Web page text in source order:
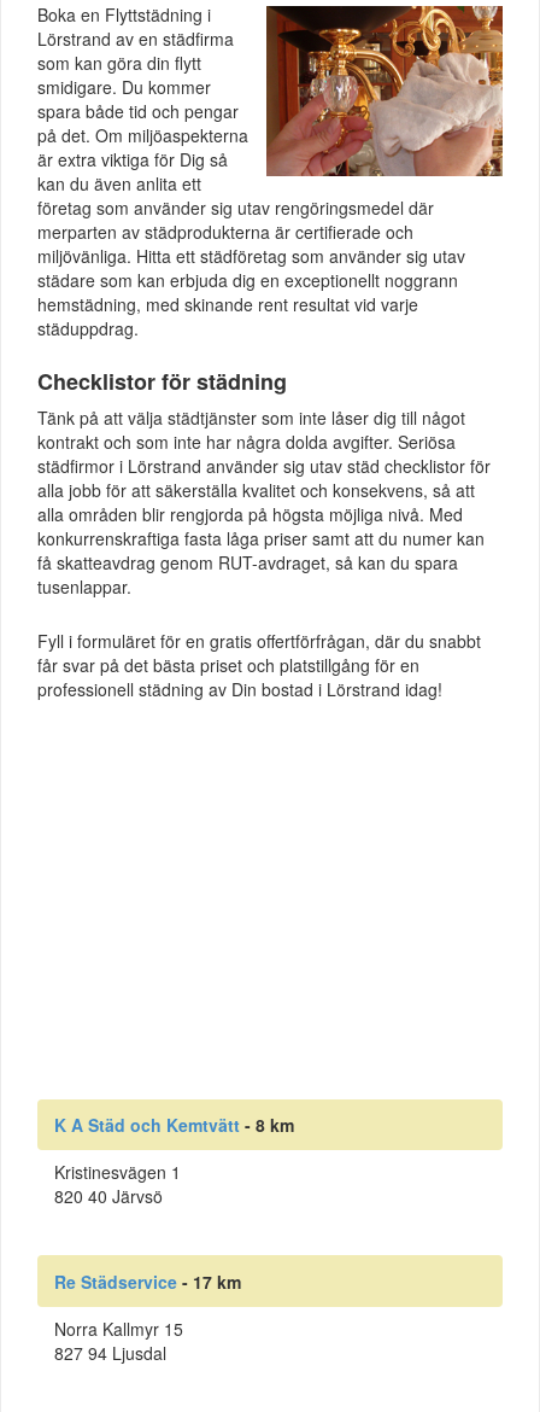
Boka en Flyttstädning i
Lörstrand av en städfirma
som kan göra din flytt
smidigare. Du kommer
spara både tid och pengar
på det. Om miljöaspekterna
är extra viktiga för Dig så
kan du även anlita ett
företag som använder sig utav rengöringsmedel där
merparten av städprodukterna är certifierade och
miljövänliga. Hitta ett städföretag som använder sig utav
städare som kan erbjuda dig en exceptionellt noggrann
hemstädning, med skinande rent resultat vid varje
städuppdrag.
Checklistor för städning
Tänk på att välja städtjänster som inte låser dig till något
kontrakt och som inte har några dolda avgifter. Seriösa
städfirmor i Lörstrand använder sig utav städ checklistor för
alla jobb för att säkerställa kvalitet och konsekvens, så att
alla områden blir rengjorda på högsta möjliga nivå. Med
konkurrenskraftiga fasta låga priser samt att du numer kan
få skatteavdrag genom RUT-avdraget, så kan du spara
tusenlappar.
Fyll i formuläret för en gratis offertförfrågan, där du snabbt
får svar på det bästa priset och platstillgång för en
professionell städning av Din bostad i Lörstrand idag!
K A Städ och Kemtvätt - 8 km
Kristinesvägen 1
820 40 Järvsö
Re Städservice - 17 km
Norra Kallmyr 15
827 94 Ljusdal